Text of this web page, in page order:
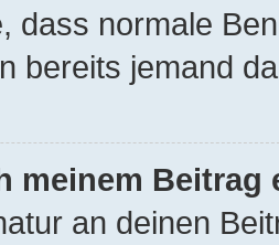
dass normale
bereits jemand
meinem
an deinen